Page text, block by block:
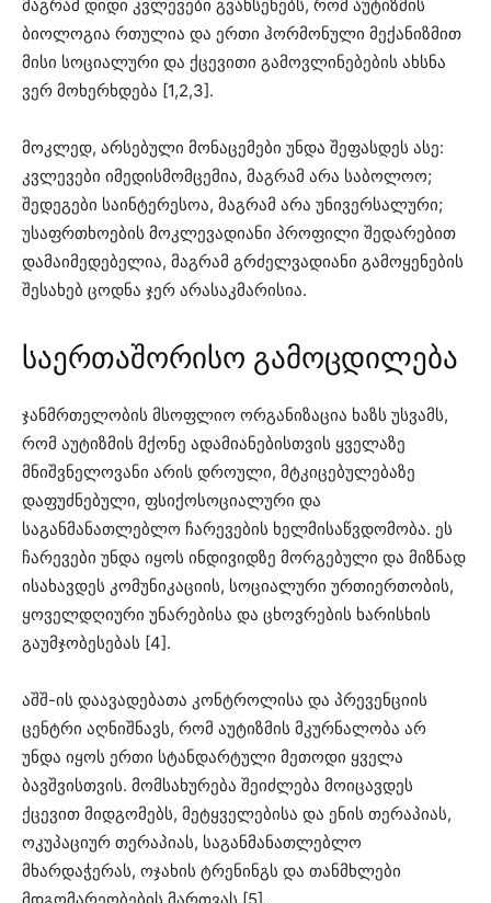
მაგრამ დიდი კვლევები გვახსენებს, რომ აუტიზმის
ბიოლოგია რთულია და ერთი ჰორმონული მექანიზმით
მისი სოციალური და ქცევითი გამოვლინებების ახსნა
ვერ მოხერხდება [1,2,3].
მოკლედ, არსებული მონაცემები უნდა შეფასდეს ასე:
კვლევები იმედისმომცემია, მაგრამ არა საბოლოო;
შედეგები საინტერესოა, მაგრამ არა უნივერსალური;
უსაფრთხოების მოკლევადიანი პროფილი შედარებით
დამაიმედებელია, მაგრამ გრძელვადიანი გამოყენების
შესახებ ცოდნა ჯერ არასაკმარისია.
საერთაშორისო გამოცდილება
ჯანმრთელობის მსოფლიო ორგანიზაცია ხაზს უსვამს,
რომ აუტიზმის მქონე ადამიანებისთვის ყველაზე
მნიშვნელოვანი არის დროული, მტკიცებულებაზე
დაფუძნებული, ფსიქოსოციალური და
საგანმანათლებლო ჩარევების ხელმისაწვდომობა. ეს
ჩარევები უნდა იყოს ინდივიდზე მორგებული და მიზნად
ისახავდეს კომუნიკაციის, სოციალური ურთიერთობის,
ყოველდღიური უნარებისა და ცხოვრების ხარისხის
გაუმჯობესებას [4].
აშშ-ის დაავადებათა კონტროლისა და პრევენციის
ცენტრი აღნიშნავს, რომ აუტიზმის მკურნალობა არ
უნდა იყოს ერთი სტანდარტული მეთოდი ყველა
ბავშვისთვის. მომსახურება შეიძლება მოიცავდეს
ქცევით მიდგომებს, მეტყველებისა და ენის თერაპიას,
ოკუპაციურ თერაპიას, საგანმანათლებლო
მხარდაჭერას, ოჯახის ტრენინგს და თანმხლები